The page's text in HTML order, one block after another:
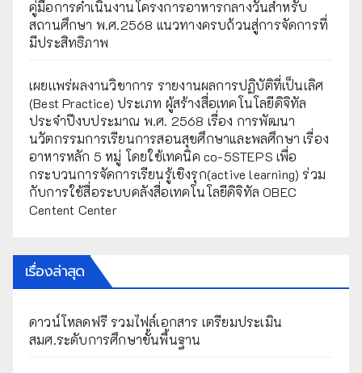
คู่มือการดำเนินงานโครงการอาหารกลางวันสำหรับ
สถานศึกษา พ.ศ.2568 แนวทางครบถ้วนสู่การจัดการที่
มีประสิทธิภาพ
เผยเเพร่ผลงานวิชาการ รายงานผลการปฏิบัติที่เป็นเลิศ
(Best Practice) ประเภท ผู้สร้างสื่อเทคโนโลยีดิจิทัล
ประจำปีงบประมาณ พ.ศ. 2568 เรื่อง การพัฒนา
นวัตกรรมการเรียนการสอนสุขศึกษาและพลศึกษา เรื่อง
อาหารหลัก 5 หมู่ โดยใช้เทคนิค co-5STEPS เพื่อ
กระบวนการจัดการเรียนรู้เชิงรุก(active learning) ร่วม
กับการใช้สื่อระบบคลังสื่อเทคโนโลยีดิจิทัล OBEC
Centent Center
เรื่องล่าสุด
ดาวน์โหลดฟรี รวมไฟล์เอกสาร เตรียมประเมิน
สมศ.ระดับการศึกษาขั้นพื้นฐาน